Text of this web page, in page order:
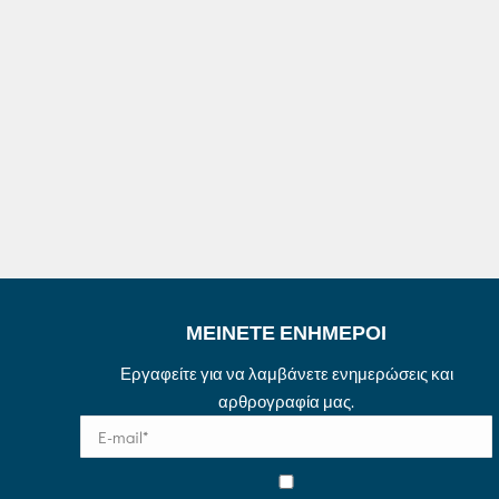
ΜΕΙΝΕΤΕ ΕΝΗΜΕΡΟΙ
Εργαφείτε για να λαμβάνετε ενημερώσεις και
αρθρογραφία μας.